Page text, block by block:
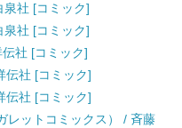
社 [コミック]
社 [コミック]
社 [コミック]
伝社 [コミック]
伝社 [コミック]
レットコミックス） / 斉藤